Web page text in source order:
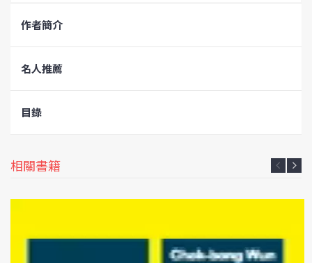
作者簡介
名人推薦
目錄
相關書籍